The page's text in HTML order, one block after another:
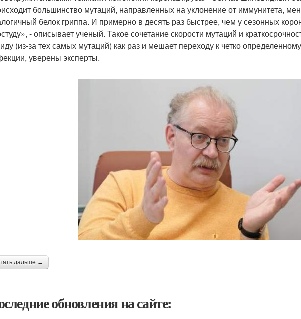
большинство мутаций, направленных на уклонение от иммунитета,
белок гриппа. И примерно в десять раз быстрее, чем у сезонных
- описывает ученый. Такое сочетание скорости мутаций и
(из-за тех самых мутаций) как раз и мешает переходу к четко
уверены эксперты.
дальше →
обновления на сайте: